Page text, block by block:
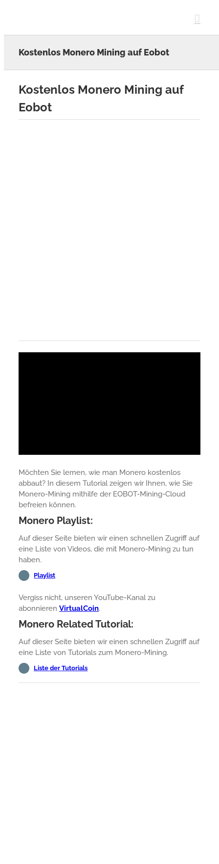
Kostenlos Monero Mining auf Eobot
Kostenlos Monero Mining auf
Eobot
Möchten Sie lernen, wie man Monero kostenlos
abbaut? In diesem Tutorial zeigen wir Ihnen, wie Sie
Monero-Mining mithilfe der EOBOT-Mining-Cloud
befreien können.
Monero Playlist:
Auf dieser Seite bieten wir einen schnellen Zugriff auf
eine Liste von Videos, die mit Monero-Mining zu tun
haben.
Playlist
Vergiss nicht, unseren YouTube-Kanal zu
abonnieren VirtualCoin.
Monero Related Tutorial:
Auf dieser Seite bieten wir einen schnellen Zugriff auf
eine Liste von Tutorials zum Monero-Mining.
Liste der Tutorials